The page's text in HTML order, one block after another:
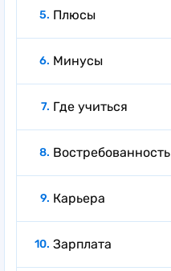
Плюсы
Минусы
Где учиться
Востребованность
Карьера
Зарплата